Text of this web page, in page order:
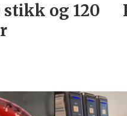
og 120